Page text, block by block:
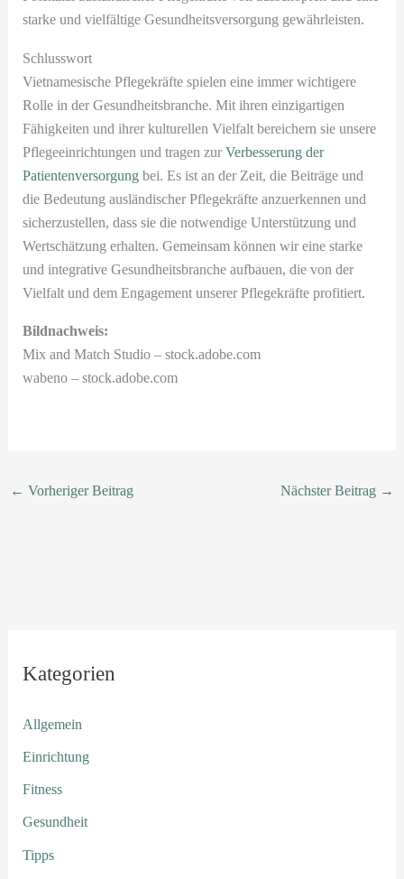
starke und vielfältige Gesundheitsversorgung gewährleisten.
Schlusswort
Vietnamesische Pflegekräfte spielen eine immer wichtigere
Rolle in der Gesundheitsbranche. Mit ihren einzigartigen
Fähigkeiten und ihrer kulturellen Vielfalt bereichern sie unsere
Pflegeeinrichtungen und tragen zurVerbesserung der
Patientenversorgung bei. Es ist an der Zeit, die Beiträge und
die Bedeutung ausländischer Pflegekräfte anzuerkennen und
sicherzustellen, dass sie die notwendige Unterstützung und
Wertschätzung erhalten. Gemeinsam können wir eine starke
und integrative Gesundheitsbranche aufbauen, die von der
Vielfalt und dem Engagement unserer Pflegekräfte profitiert.
Bildnachweis:
Mix and Match Studio – stock.adobe.com
wabeno – stock.adobe.com
← Vorheriger Beitrag Nächster Beitrag →
Kategorien
Allgemein
Einrichtung
Fitness
Gesundheit
Tipps